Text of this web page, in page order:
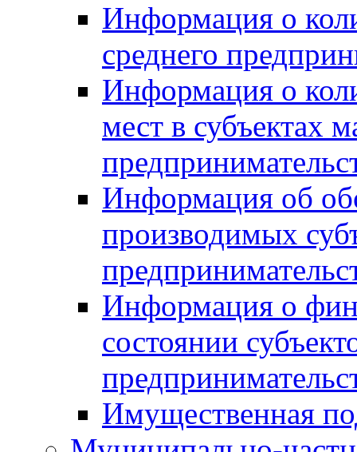
Информация о
среднего
Информация о
мест в субъектах
Информация об
производимых
Информация о
состоянии
Имущественная